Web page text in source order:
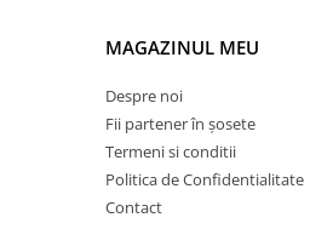
MAGAZINUL MEU
Despre noi
Fii partener în șosete
Termeni si conditii
Politica de Confidentialitate
Contact